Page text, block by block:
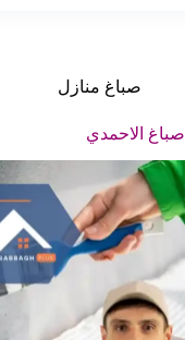
صباغ منازل
صباغ الاحمدي